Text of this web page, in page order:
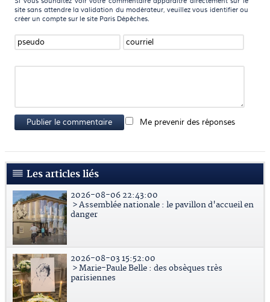
site sans attendre la validation du modérateur, veuillez vous identifier ou
créer un compte sur le site Paris Dépêches.
Publier le commentaire Me prevenir des réponses
Les articles liés
2026-08-06 22:43:00
> Assemblée nationale : le pavillon d'accueil en
danger
2026-08-03 15:52:00
> Marie-Paule Belle : des obsèques très
parisiennes